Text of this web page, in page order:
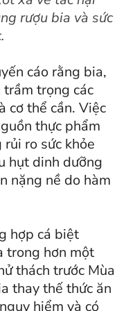
rượu bia và sức
cáo rằng bia,
trọng các
cơ thể cần. Việc
thực phẩm
ro sức khỏe
hụt dinh dưỡng
nặng nề do hàm
hợp cá biệt
trong hơn một
thách trước Mùa
thay thế thức ăn
hiểm và có